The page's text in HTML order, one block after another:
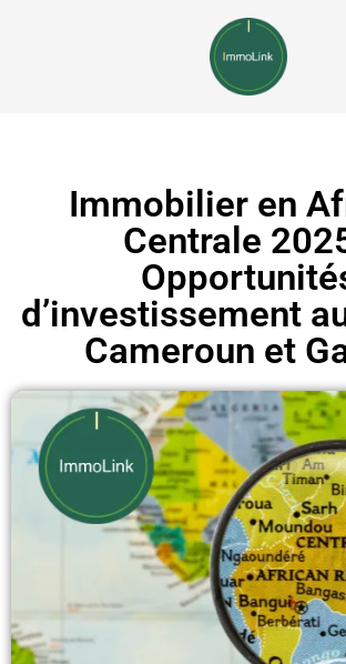
Immobilier en
Centrale
d’investissement
Cameroun et